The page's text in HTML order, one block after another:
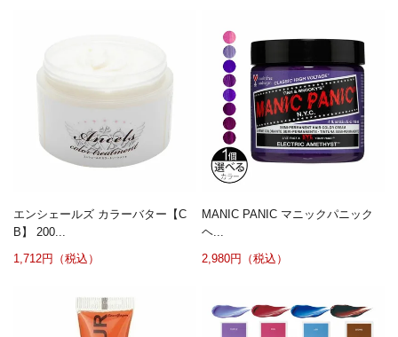
エンシェールズ カラーバター【C
B】 200...
1,712円（税込）
MANIC PANIC マニックパニック
ヘ...
2,980円（税込）